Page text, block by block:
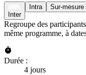
Inter
Intra Sur-mesure
Regroupe des
même programme, à
Durée :
4 jours